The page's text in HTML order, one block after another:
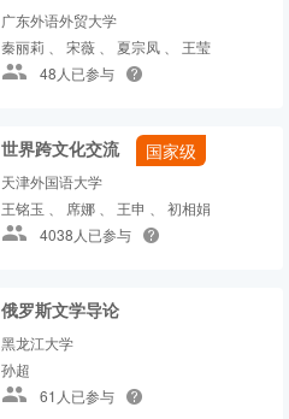
广东外语外贸大学
秦丽莉 、 宋薇 、 夏宗凤 、 王莹
48人已参与
世界跨文化交流 国家级
天津外国语大学
王铭玉 、 席娜 、 王申 、 初相娟
4038人已参与
俄罗斯文学导论
黑龙江大学
孙超
61人已参与